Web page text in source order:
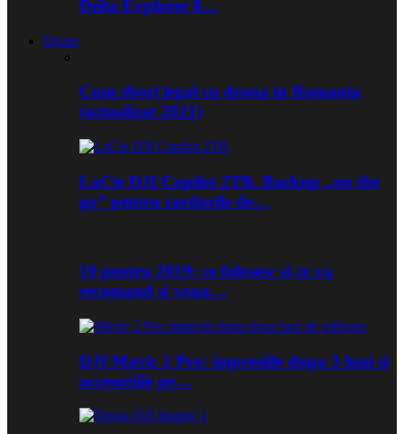
Delta Explorer 8…
Drone
Cum zbori legal cu drona in Romania
(actualizat 2021)
LaCie DJI Copilot 2TB. Backup „on the
go” pentru cardurile de…
10 pentru 2019: ce folosesc si ce va
recomand si voua…
DJI Mavic 2 Pro: impresiile dupa 3 luni si
accesoriile pe…